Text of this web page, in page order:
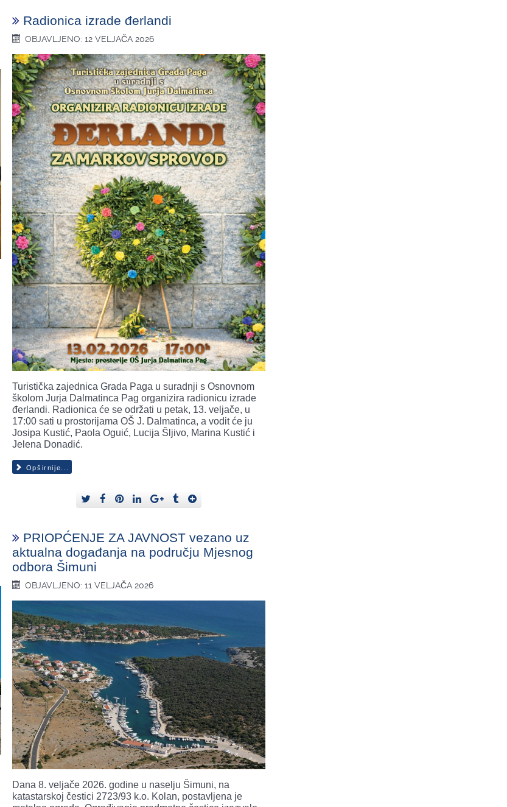
Radionica izrade đerlandi
OBJAVLJENO: 12 VELJAČA 2026
Turistička zajednica Grada Paga u suradnji s Osnovnom
školom Jurja Dalmatinca Pag organizira radionicu izrade
đerlandi. Radionica će se održati u petak, 13. veljače, u
17:00 sati u prostorijama OŠ J. Dalmatinca, a vodit će ju
Josipa Kustić, Paola Oguić, Lucija Šljivo, Marina Kustić i
Jelena Donadić.
Opširnije...
PRIOPĆENJE ZA JAVNOST vezano uz
aktualna događanja na području Mjesnog
odbora Šimuni
OBJAVLJENO: 11 VELJAČA 2026
Dana 8. veljače 2026. godine u naselju Šimuni, na
katastarskoj čestici 2723/93 k.o. Kolan, postavljena je